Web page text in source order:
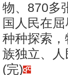
物、870多
国人民在
种种探索
族独立、
(完)